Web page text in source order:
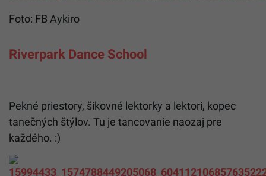
Foto: FB Aykiro
Riverpark Dance School
Pekné priestory, šikovné lektorky a lektori, kopec
tanečných štýlov. Tu je tancovanie naozaj pre
každého. :)